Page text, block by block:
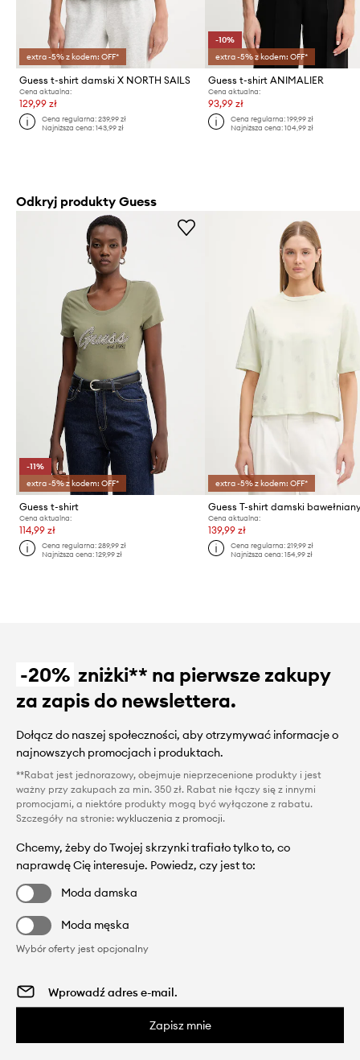
extra -5% z kodem: OFF*
Guess t-shirt damski X NORTH SAILS
Cena aktualna:
129,99 zł
Cena regularna:239,99 zł
Najniższa cena:143,99 zł
-10%
extra -5% z kodem: OFF*
Guess t-shirt ANIMALIER
Cena aktualna:
93,99 zł
Cena regularna: 199,99 zł
Najniższa cena: 104,99 zł
Odkryj produkty Guess
-11%
extra -5% z kodem: OFF*
Guess t-shirt
Cena aktualna:
114,99 zł
Cena regularna:289,99 zł
Najniższa cena:129,99 zł
extra -5% z kodem: OFF*
Cena aktualna:
139,99 zł
Cena regularna: 219,99 zł
Najniższa cena: 154,99 zł
-20% zniżki** na pierwsze zakupy
za zapis do newslettera.
Dołącz do naszej społeczności, aby otrzymywać informacje o
najnowszych promocjach i produktach.
**Rabat jest jednorazowy, obejmuje nieprzecenione produkty i jest
ważny przy zakupach za min. 350 zł. Rabat nie łączy się z innymi
promocjami, a niektóre produkty mogą być wyłączone z rabatu.
Szczegóły na stronie: wykluczenia z promocji.
Chcemy, żeby do Twojej skrzynki trafiało tylko to, co
naprawdę Cię interesuje. Powiedz, czy jest to:
Moda damska
Moda męska
Wybór oferty jest opcjonalny
Zapisz mnie